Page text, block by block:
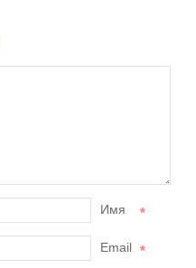
Имя *
Email *